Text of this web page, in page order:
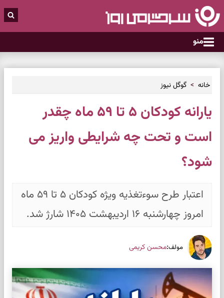
منو
خانه گوگل نیوز
یارانه کودکان ۵ تا ۵۹ ماه چقدر
است و تحت چه شرایطی واریز می
شود؟
اعتبار طرح سوءتغذیه ویژه کودکان ۵ تا ۵۹ ماه
امروز چهارشنبه ۱۶ اردیبهشت ۱۴۰۵ شارژ شد.
مولف:محسن کریمی